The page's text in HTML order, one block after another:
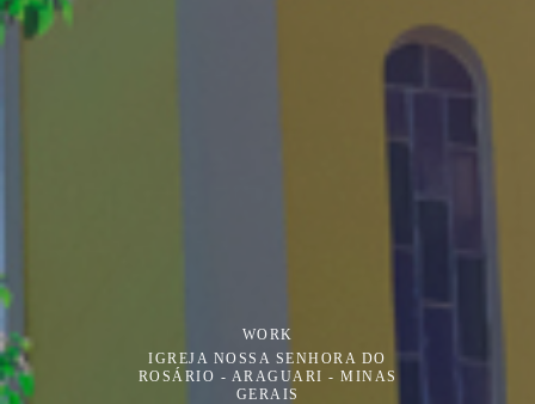
WORK
IGREJA NOSSA SENHORA DO
ROSÁRIO - ARAGUARI - MINAS
GERAIS